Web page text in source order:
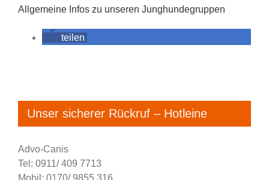
Allgemeine Infos zu unseren Junghundegruppen
teilen
Unser sicherer Rückruf – Hotleine
Advo-Canis
Tel: 0911/ 409 7713